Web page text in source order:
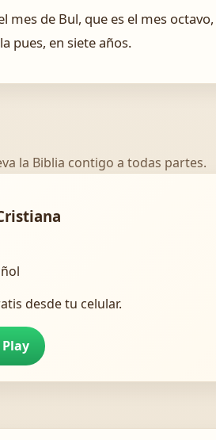
mes de Bul, que es el mes
pues, en siete años.
la Biblia contigo a todas partes.
desde tu celular.